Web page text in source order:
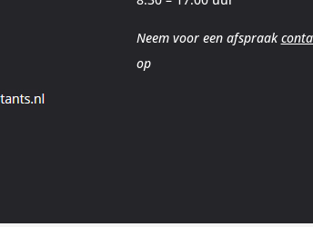
Neem voor een afspraak
op